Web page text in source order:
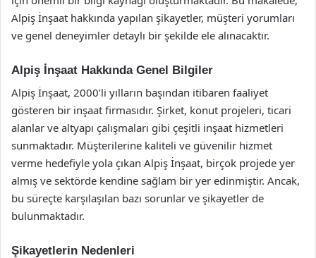
Alpiş İnşaat hakkında yapılan şikayetler, müşteri yorumları
ve genel deneyimler detaylı bir şekilde ele alınacaktır.
Alpiş İnşaat Hakkında Genel Bilgiler
Alpiş İnşaat, 2000’li yılların başından itibaren faaliyet
gösteren bir inşaat firmasıdır. Şirket, konut projeleri, ticari
alanlar ve altyapı çalışmaları gibi çeşitli inşaat hizmetleri
sunmaktadır. Müşterilerine kaliteli ve güvenilir hizmet
verme hedefiyle yola çıkan Alpiş İnşaat, birçok projede yer
almış ve sektörde kendine sağlam bir yer edinmiştir. Ancak,
bu süreçte karşılaşılan bazı sorunlar ve şikayetler de
bulunmaktadır.
Şikayetlerin Nedenleri